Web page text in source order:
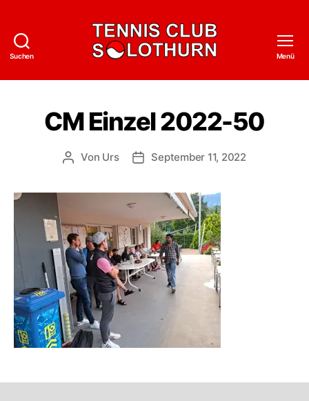
Suchen
Solothurn
Menü
CM Einzel 2022-50
Beitragsautor
Von Urs Veröffentlichungsdatum
September 11, 2022